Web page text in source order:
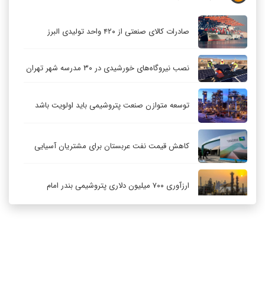
صادرات کالای صنعتی از ۴۲۰ واحد تولیدی البرز
نصب نیروگاه‌های خورشیدی در ۳۰ مدرسه شهر تهران
توسعه متوازن صنعت پتروشیمی باید اولویت باشد
کاهش قیمت نفت عربستان برای مشتریان آسیایی
ارزآوری ۷۰۰ میلیون دلاری پتروشیمی بندر امام